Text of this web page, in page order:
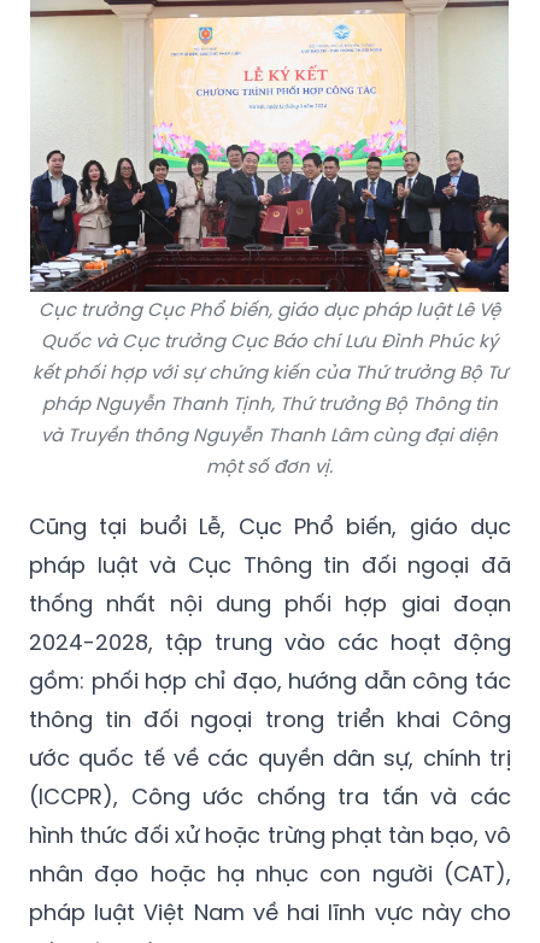
Cục trưởng Cục Phổ biến, giáo dục pháp luật Lê Vệ
Quốc và Cục trưởng Cục Báo chí Lưu Đình Phúc ký
kết phối hợp với sự chứng kiến của Thứ trưởng Bộ Tư
pháp Nguyễn Thanh Tịnh, Thứ trưởng Bộ Thông tin
và Truyền thông Nguyễn Thanh Lâm cùng đại diện
một số đơn vị.
Cũng tại buổi Lễ, Cục Phổ biến, giáo dục
thống nhất nội dung phối hợp giai đoạn
2024-2028, tập trung vào các hoạt động
gồm: phối hợp chỉ đạo, hướng dẫn công tác
thông tin đối ngoại trong triển khai Công
ước quốc tế về các quyền dân sự, chính trị
(ICCPR), Công ước chống tra tấn và các
hình thức đối xử hoặc trừng phạt tàn bạo, vô
nhân đạo hoặc hạ nhục con người (CAT),
pháp luật Việt Nam về hai lĩnh vực này cho
các bộ, ngành, địa phương.
Phối hợp tổ chức các hội nghị tập huấn về: